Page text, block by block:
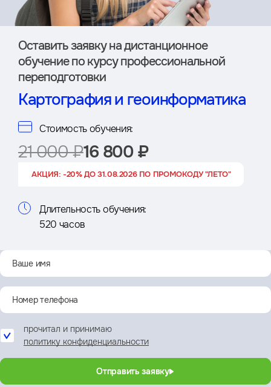
Оставить заявку на дистан­ционное
обучение по курсу профессиональной
переподготовки
Картография и геоинформатика
Стоимость обучения:
21 000 ₽16 800 ₽
АКЦИЯ: -20% ДО 31.08.2026 ПО ПРОМОКОДУ "ЛЕТО"
Длительность обучения:
520 часов
прочитал и принимаю
политику конфиденциальности
Отправить заявку